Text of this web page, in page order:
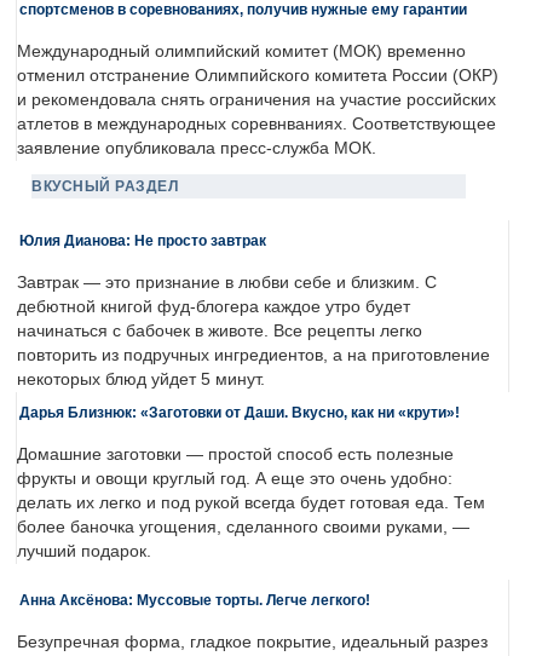
спортсменов в соревнованиях, получив нужные ему гарантии
Международный олимпийский комитет (МОК) временно
отменил отстранение Олимпийского комитета России (ОКР)
и рекомендовала снять ограничения на участие российских
атлетов в международных соревнваниях. Соответствующее
заявление опубликовала пресс-служба МОК.
ВКУСНЫЙ РАЗДЕЛ
Юлия Дианова: Не просто завтрак
Завтрак — это признание в любви себе и близким. С
дебютной книгой фуд-блогера каждое утро будет
начинаться с бабочек в животе. Все рецепты легко
повторить из подручных ингредиентов, а на приготовление
некоторых блюд уйдет 5 минут.
Дарья Близнюк: «Заготовки от Даши. Вкусно, как ни «крути»!
Домашние заготовки — простой способ есть полезные
фрукты и овощи круглый год. А еще это очень удобно:
делать их легко и под рукой всегда будет готовая еда. Тем
более баночка угощения, сделанного своими руками, —
лучший подарок.
Анна Аксёнова: Муссовые торты. Легче легкого!
Безупречная форма, гладкое покрытие, идеальный разрез